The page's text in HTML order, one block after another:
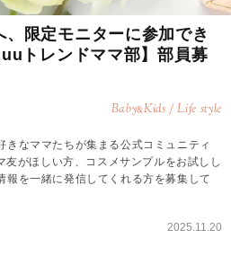
限定モニターに参加でき
トレンドママ部】部員募
Baby&Kids / Life style
きなママたちが集まる公式コミュニティ
がほしい方、コスメサンプルをお試しし
報を一緒に発信してくれる方を募集して
2025.11.20